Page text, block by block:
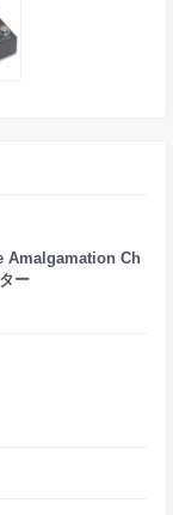
Amalgamation Ch
ー